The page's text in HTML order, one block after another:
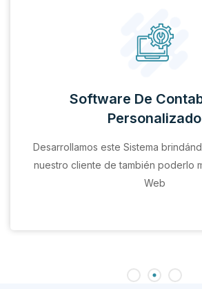
Software De
Personalizado
Desarrollamos este Sistema
nuestro cliente de también poderlo
Web